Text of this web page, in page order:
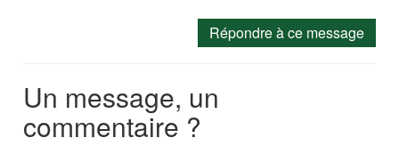
Répondre à ce message
Un message, un
commentaire ?